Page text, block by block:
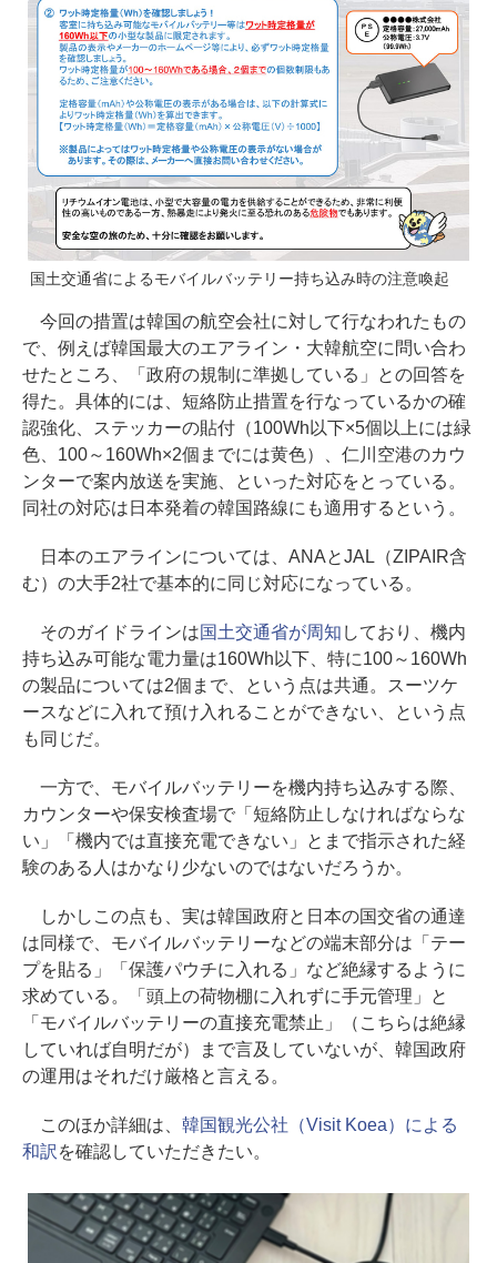
国土交通省によるモバイルバッテリー持ち込み時の注意喚起
今回の措置は韓国の航空会社に対して行なわれたもの
で、例えば韓国最大のエアライン・大韓航空に問い合わ
せたところ、「政府の規制に準拠している」との回答を
得た。具体的には、短絡防止措置を行なっているかの確
認強化、ステッカーの貼付（100Wh以下×5個以上には緑
色、100～160Wh×2個までには黄色）、仁川空港のカウ
ンターで案内放送を実施、といった対応をとっている。
同社の対応は日本発着の韓国路線にも適用するという。
日本のエアラインについては、ANAとJAL（ZIPAIR含
む）の大手2社で基本的に同じ対応になっている。
そのガイドラインは国土交通省が周知 しており、機内
持ち込み可能な電力量は160Wh以下、特に100～160Wh
の製品については2個まで、という点は共通。スーツケ
ースなどに入れて預け入れることができない、という点
も同じだ。
一方で、モバイルバッテリーを機内持ち込みする際、
カウンターや保安検査場で「短絡防止しなければならな
い」「機内では直接充電できない」とまで指示された経
験のある人はかなり少ないのではないだろうか。
しかしこの点も、実は韓国政府と日本の国交省の通達
は同様で、モバイルバッテリーなどの端末部分は「テー
プを貼る」「保護パウチに入れる」など絶縁するように
求めている。「頭上の荷物棚に入れずに手元管理」と
「モバイルバッテリーの直接充電禁止」（こちらは絶縁
していれば自明だが）まで言及していないが、韓国政府
の運用はそれだけ厳格と言える。
このほか詳細は、 韓国観光公社（Visit Koea）による
和訳 を確認していただきたい。